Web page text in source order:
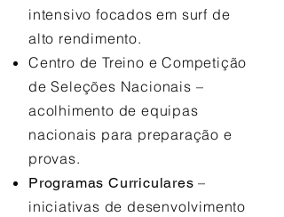
intensivo focados em surf de
alto rendimento.
Centro de Treino e Competição
de Seleções Nacionais –
acolhimento de equipas
nacionais para preparação e
provas.
Programas Curriculares–
iniciativas de desenvolvimento